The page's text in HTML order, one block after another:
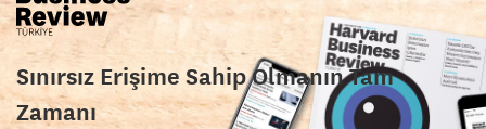
Sınırsız Erişime Sahip Olmanın Tam
Zamanı